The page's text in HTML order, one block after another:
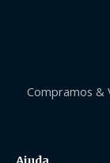
Compramos &